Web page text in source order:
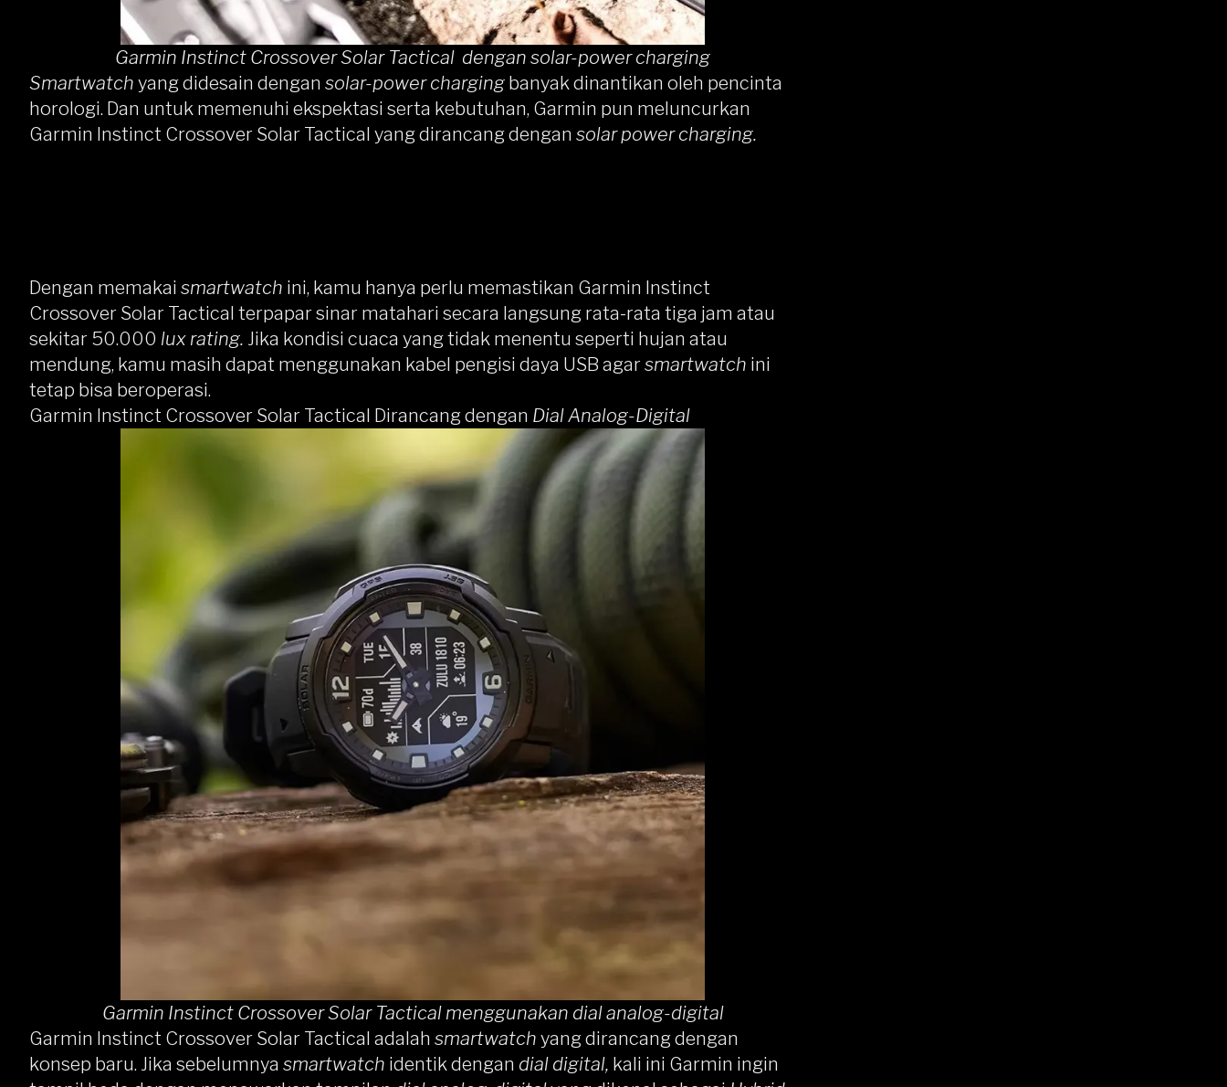
Garmin Instinct Crossover Solar Tactical dengan solar-power charging
Smartwatch yang didesain dengan solar-power charging banyak dinantikan oleh pencinta
horologi. Dan untuk memenuhi ekspektasi serta kebutuhan, Garmin pun meluncurkan
Garmin Instinct Crossover Solar Tactical yang dirancang dengan solar power charging.
Dengan memakai smartwatch ini, kamu hanya perlu memastikan Garmin Instinct
Crossover Solar Tactical terpapar sinar matahari secara langsung rata-rata tiga jam atau
sekitar 50.000 lux rating. Jika kondisi cuaca yang tidak menentu seperti hujan atau
mendung, kamu masih dapat menggunakan kabel pengisi daya USB agarsmartwatch ini
tetap bisa beroperasi.
Garmin Instinct Crossover Solar Tactical Dirancang dengan Dial Analog-Digital
Garmin Instinct Crossover Solar Tactical menggunakan dial analog-digital
Garmin Instinct Crossover Solar Tactical adalah smartwatch yang dirancang dengan
konsep baru. Jika sebelumnya smartwatch identik dengan dial digital, kali ini Garmin ingin